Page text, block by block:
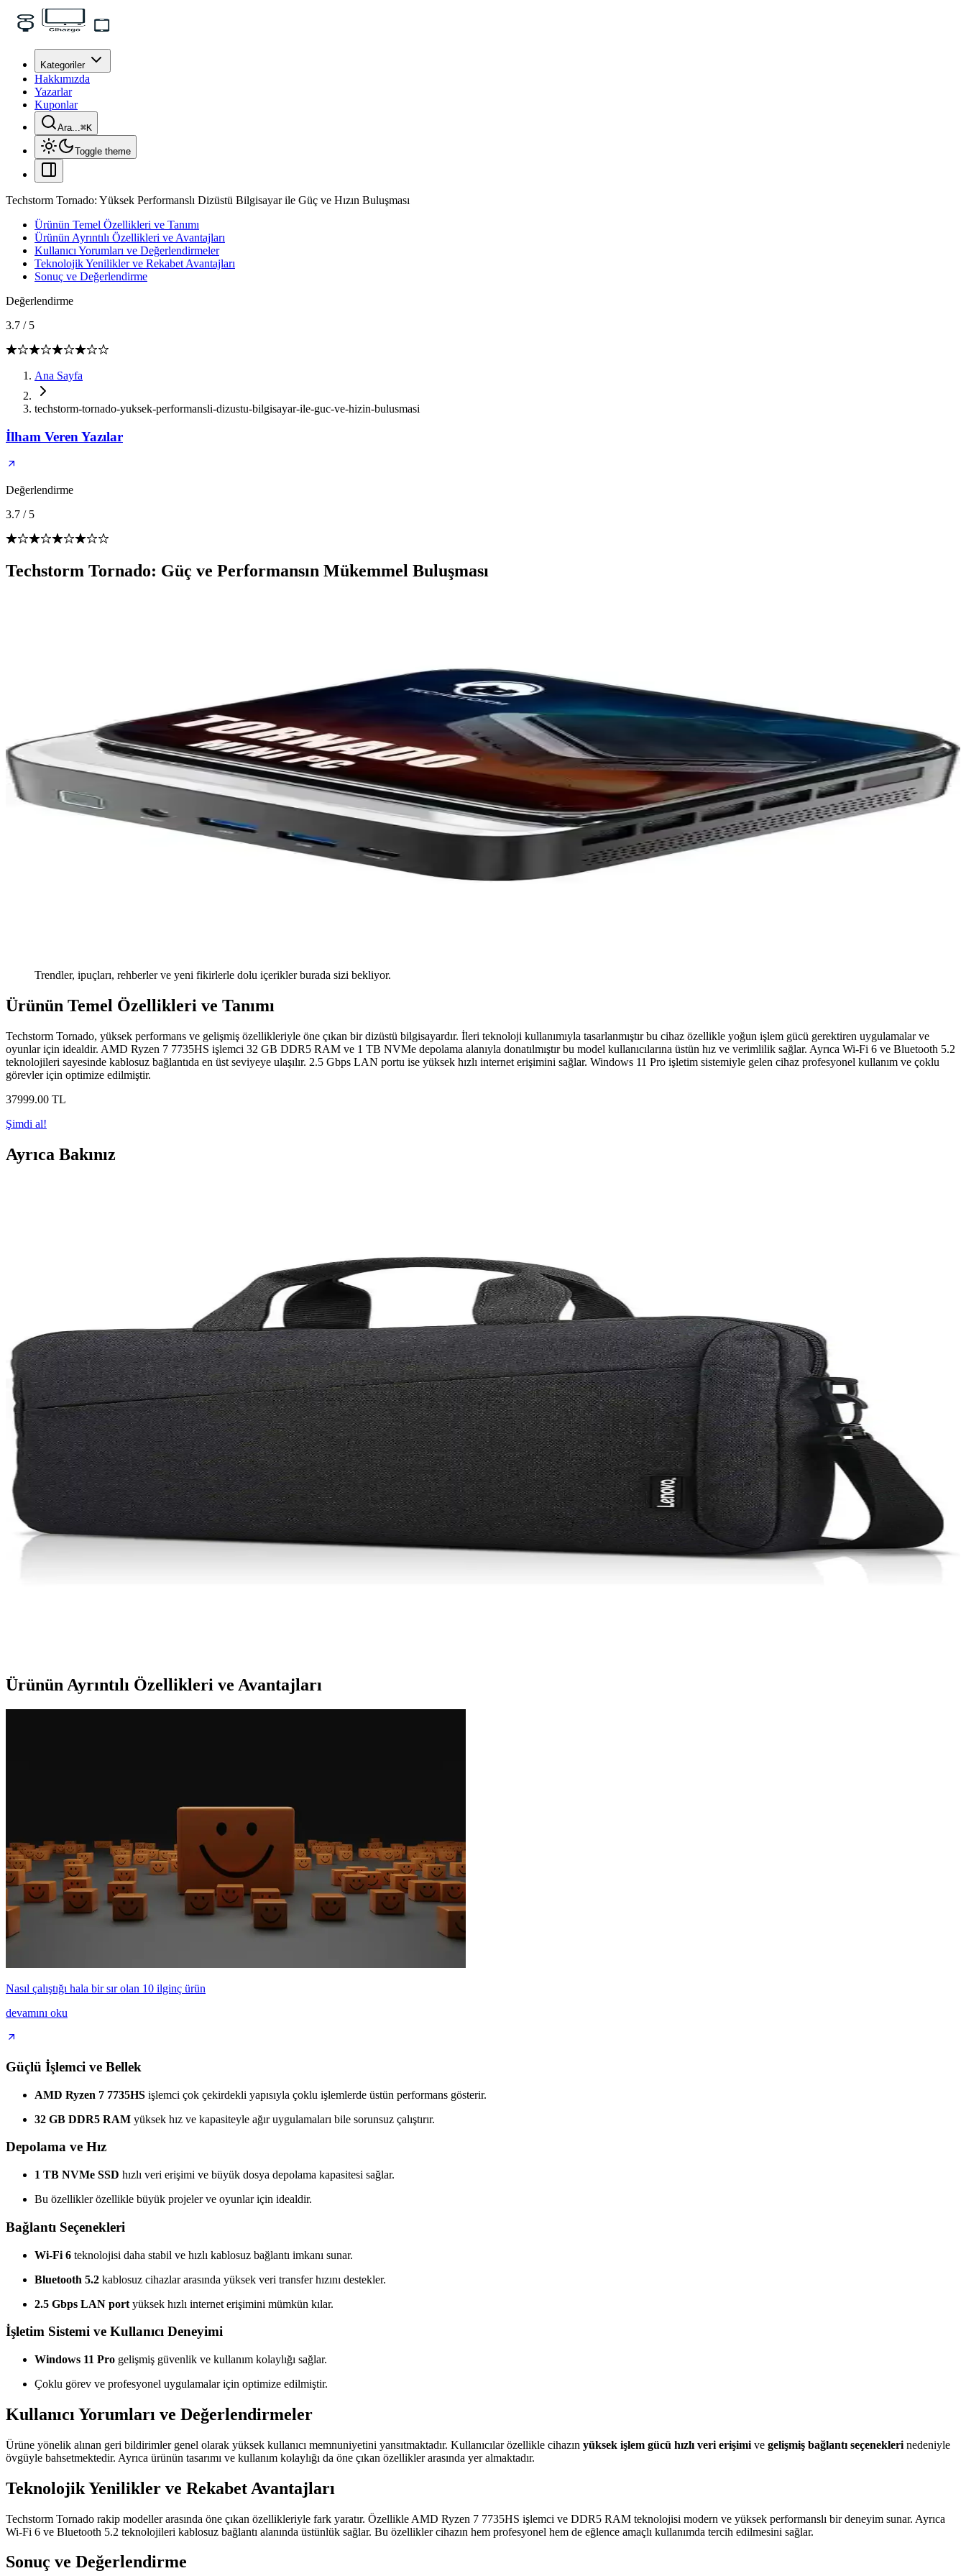
Kategoriler
Hakkımızda
Yazarlar
Kuponlar
Ara...⌘K
Toggle theme
Techstorm Tornado: Yüksek Performanslı Dizüstü Bilgisayar ile Güç ve Hızın Buluşması
Ürünün Temel Özellikleri ve Tanımı
Ürünün Ayrıntılı Özellikleri ve Avantajları
Kullanıcı Yorumları ve Değerlendirmeler
Teknolojik Yenilikler ve Rekabet Avantajları
Sonuç ve Değerlendirme
Değerlendirme
3.7 / 5
Ana Sayfa
techstorm-tornado-yuksek-performansli-dizustu-bilgisayar-ile-guc-ve-hizin-bulusmasi
İlham Veren Yazılar
Değerlendirme
3.7 / 5
Techstorm Tornado: Güç ve Performansın Mükemmel Buluşması
Trendler, ipuçları, rehberler ve yeni fikirlerle dolu içerikler burada sizi bekliyor.
Ürünün Temel Özellikleri ve Tanımı
Techstorm Tornado, yüksek performans ve gelişmiş özellikleriyle öne çıkan bir dizüstü bilgisayardır. İleri teknoloji kullanımıyla tasarlanmıştır bu cihaz özellikle yoğun işlem gücü gerektiren uygulamalar ve
oyunlar için idealdir. AMD Ryzen 7 7735HS işlemci 32 GB DDR5 RAM ve 1 TB NVMe depolama alanıyla donatılmıştır bu model kullanıcılarına üstün hız ve verimlilik sağlar. Ayrıca Wi-Fi 6 ve Bluetooth 5.2
teknolojileri sayesinde kablosuz bağlantıda en üst seviyeye ulaşılır. 2.5 Gbps LAN portu ise yüksek hızlı internet erişimini sağlar. Windows 11 Pro işletim sistemiyle gelen cihaz profesyonel kullanım ve çoklu
görevler için optimize edilmiştir.
37999.00 TL
Şimdi al!
Ayrıca Bakınız
USB Flash Sürücüleri ve Karşılaşılan Problemler Hakkında Kapsamlı Bilgi
USB flash sürücüleri kullanırken yaşanan tanıma ve erişim sorunlarının nedenleri ve çözümleri hakkında kapsamlı bilgi. Port değişimi, disk yönetimi ve sürücü güncellemeleri gibi temel adımlar anlatılıyor.
Oyun Dizüstü Bilgisayarı Seçimi: Bütçe ve Performansa Göre Modeller ve Öneriler
Oyun dizüstü bilgisayarı seçimi, bütçe ve performans beklentilerine göre değişir. Acer, ASUS, Lenovo gibi markaların farklı segmentlerdeki modelleri ve teknik özellikleri detaylıca inceleniyor.
Güncel Teknolojik Gelişmeler ve Windows Güncellemelerinin Cihaz Performansına Etkisi
Güncellemeler, cihaz performansı ve güvenliği için kritik olup, Windows sistemleri otomatik veya manuel güncelleme seçenekleriyle kullanıcılara esneklik sunar.
iPhone 15 Pro ve Mac Entegrasyonu: Güncel Teknolojide Yeni Bir Dönem
iPhone 15 Pro ve Mac'in entegre özellikleri, gelişmiş tasarım ve performans ile kullanıcıların deneyimini artırıyor, ekosistem avantajlarıyla günlük ve profesyonel kullanımda fark yaratıyor.
Acer Oyuncu Laptopları: Yüksek Performans ve Dayanıklılık Sunan Modeller
Acer'ın oyuncu laptopları yüksek grafik gücü ve gelişmiş donanımlarıyla öne çıkar. Predator serisi ile profesyonel kullanım ve oyun performansı bir arada sunulur, uygun fiyat ve çeşitli modellerle erişilebilirlik
sağlar.
Ürünün Ayrıntılı Özellikleri ve Avantajları
Nasıl çalıştığı hala bir sır olan 10 ilginç ürün
devamını oku
Güçlü İşlemci ve Bellek
AMD Ryzen 7 7735HS işlemci çok çekirdekli yapısıyla çoklu işlemlerde üstün performans gösterir.
32 GB DDR5 RAM yüksek hız ve kapasiteyle ağır uygulamaları bile sorunsuz çalıştırır.
Depolama ve Hız
1 TB NVMe SSD hızlı veri erişimi ve büyük dosya depolama kapasitesi sağlar.
Bu özellikler özellikle büyük projeler ve oyunlar için idealdir.
Bağlantı Seçenekleri
Wi-Fi 6 teknolojisi daha stabil ve hızlı kablosuz bağlantı imkanı sunar.
Bluetooth 5.2 kablosuz cihazlar arasında yüksek veri transfer hızını destekler.
2.5 Gbps LAN port yüksek hızlı internet erişimini mümkün kılar.
İşletim Sistemi ve Kullanıcı Deneyimi
Windows 11 Pro gelişmiş güvenlik ve kullanım kolaylığı sağlar.
Çoklu görev ve profesyonel uygulamalar için optimize edilmiştir.
Kullanıcı Yorumları ve Değerlendirmeler
Ürüne yönelik alınan geri bildirimler genel olarak yüksek kullanıcı memnuniyetini yansıtmaktadır. Kullanıcılar özellikle cihazın yüksek işlem gücü hızlı veri erişimi ve gelişmiş bağlantı seçenekleri nedeniyle
övgüyle bahsetmektedir. Ayrıca ürünün tasarımı ve kullanım kolaylığı da öne çıkan özellikler arasında yer almaktadır.
Teknolojik Yenilikler ve Rekabet Avantajları
Techstorm Tornado rakip modeller arasında öne çıkan özellikleriyle fark yaratır. Özellikle AMD Ryzen 7 7735HS işlemci ve DDR5 RAM teknolojisi modern ve yüksek performanslı bir deneyim sunar. Ayrıca
Wi-Fi 6 ve Bluetooth 5.2 teknolojileri kablosuz bağlantı alanında üstünlük sağlar. Bu özellikler cihazın hem profesyonel hem de eğlence amaçlı kullanımda tercih edilmesini sağlar.
Sonuç ve Değerlendirme